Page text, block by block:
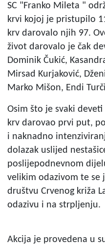
SC "Franko Mileta "
krvi kojoj je pristupilo
krv darovalo njih 97.
život darovalo je čak
Dominik Čukić,
Mirsad Kurjaković,
Marko Mišon, Endi
Osim što je svaki
krv darovao prvi put,
i naknadno
dolazak uslijed
poslijepodnevnom
velikim odazivom te se
društvu Crvenog križa
odazivu i na strpljenju.
Akcija je provedena u